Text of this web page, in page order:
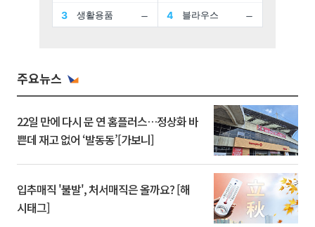
주요뉴스
22일 만에 다시 문 연 홈플러스…정상화 바
쁜데 재고 없어 ‘발동동’[가보니]
입추매직 '불발', 처서매직은 올까요? [해
시태그]